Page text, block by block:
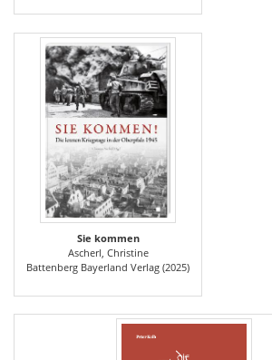
Sie kommen
Ascherl, Christine
Battenberg Bayerland Verlag (2025)